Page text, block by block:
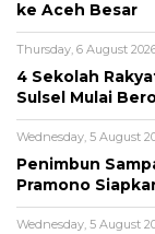
ke Aceh Besar
Thursday, 6 August
4 Sekolah
Sulsel Mulai
Wednesday, 5 August
Penimbun
Pramono
Wednesday, 5 August